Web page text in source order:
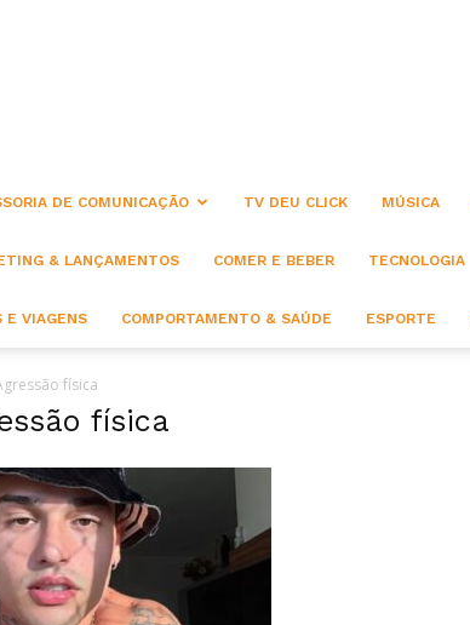
DE COMUNICAÇÃO TV DEU CLICK MÚSICA
& LANÇAMENTOS COMER E BEBER TECNOLOGIA
E VIAGENS COMPORTAMENTO & SAÚDE ESPORTE
física
física